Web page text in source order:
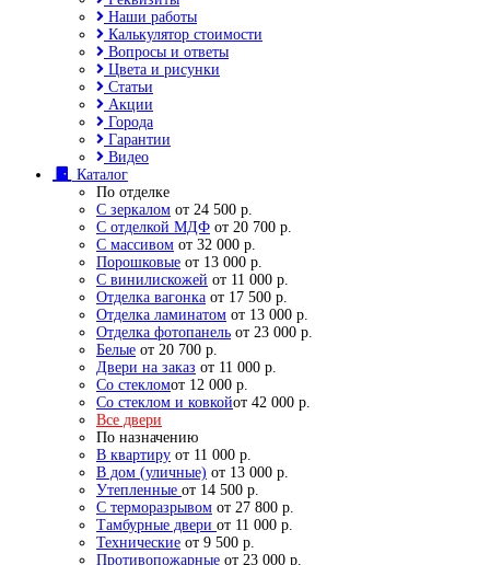
Наши работы
Калькулятор стоимости
Вопросы и ответы
Цвета и рисунки
Статьи
Акции
Города
Гарантии
Видео
Каталог
По отделке
С зеркалом от 24 500 р.
С отделкой МДФ от 20 700 р.
С массивом от 32 000 р.
Порошковые от 13 000 р.
С винилискожей от 11 000 р.
Отделка вагонка от 17 500 р.
Отделка ламинатом от 13 000 р.
Отделка фотопанель от 23 000 р.
Белые от 20 700 р.
Двери на заказ от 11 000 р.
Со стекломот 12 000 р.
Со стеклом и ковкойот 42 000 р.
Все двери
По назначению
В квартиру от 11 000 р.
В дом (уличные) от 13 000 р.
Утепленные от 14 500 р.
С терморазрывом от 27 800 р.
Тамбурные двери от 11 000 р.
Технические от 9 500 р.
Противопожарные от 23 000 р.